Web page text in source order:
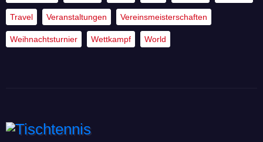
Travel Veranstaltungen Vereinsmeisterschaften
Weihnachtsturnier Wettkampf World